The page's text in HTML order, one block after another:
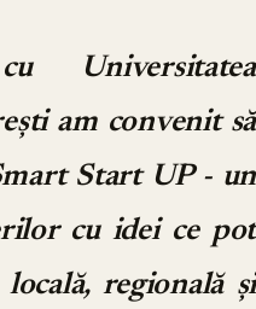
Universitatea
am convenit să
Start UP - un
cu idei ce pot
regională și